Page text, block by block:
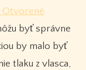
Otvorené
byť správne
by malo byť
tlaku z vlasca,